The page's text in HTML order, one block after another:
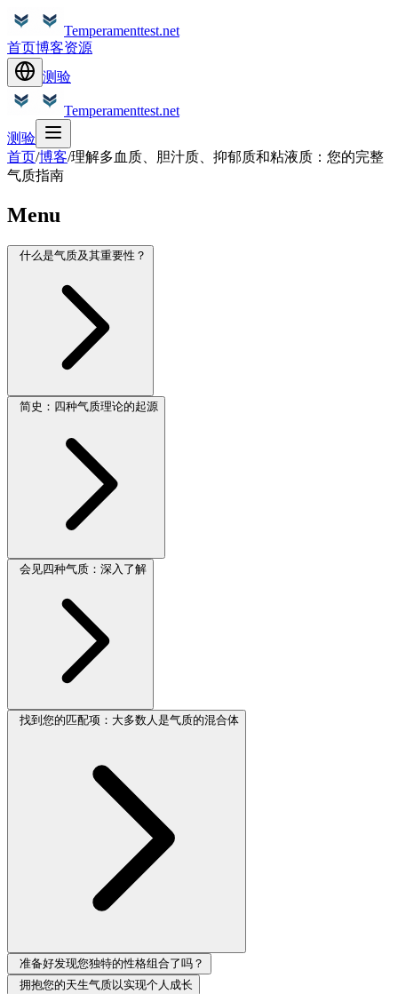
Temperamenttest.net
首页博客资源
测验
Temperamenttest.net
测验
首页/博客/理解多血质、胆汁质、抑郁质和粘液质：您的完整
气质指南
Menu
什么是气质及其重要性？
简史：四种气质理论的起源
会见四种气质：深入了解
找到您的匹配项：大多数人是气质的混合体
准备好发现您独特的性格组合了吗？
拥抱您的天生气质以实现个人成长